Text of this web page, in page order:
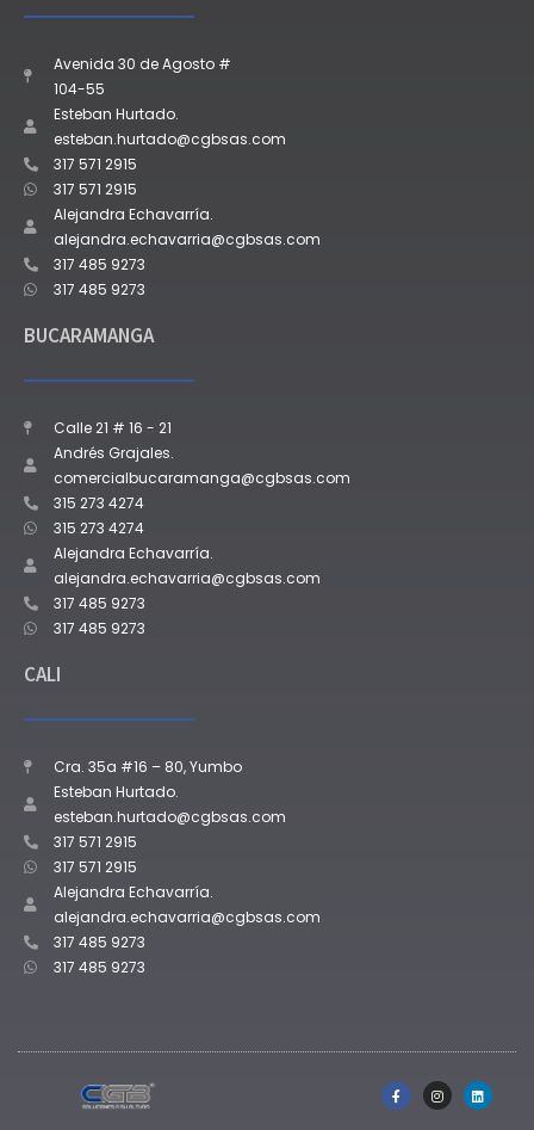
Avenida 30 de Agosto #
104-55
Esteban Hurtado.
esteban.hurtado@cgbsas.com
317 571 2915
317 571 2915
Alejandra Echavarría.
alejandra.echavarria@cgbsas.com
317 485 9273
317 485 9273
BUCARAMANGA
Calle 21 # 16 - 21
Andrés Grajales.
comercialbucaramanga@cgbsas.com
315 273 4274
315 273 4274
Alejandra Echavarría.
alejandra.echavarria@cgbsas.com
317 485 9273
317 485 9273
CALI
Cra. 35a #16 – 80, Yumbo
Esteban Hurtado.
esteban.hurtado@cgbsas.com
317 571 2915
317 571 2915
Alejandra Echavarría.
alejandra.echavarria@cgbsas.com
317 485 9273
317 485 9273